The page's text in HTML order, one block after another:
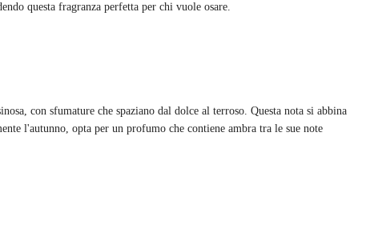
questa fragranza perfetta per chi vuole osare.
con sfumature che spaziano dal dolce al terroso. Questa nota si abbina
l'autunno, opta per un profumo che contiene ambra tra le sue note